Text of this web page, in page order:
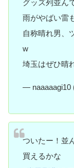
グッズ列並ん
雨がやばい雷
自称晴れ男、
w
埼玉はぜひ晴
— naaaaagi10
ついたー！並
買えるかな